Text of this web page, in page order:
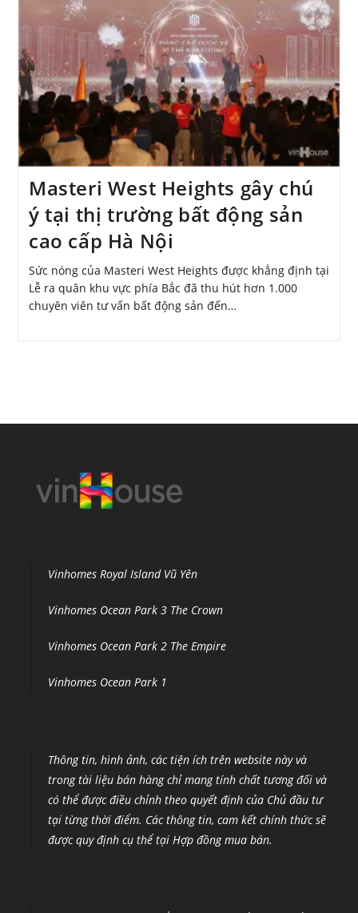
Masteri West Heights gây chú
ý tại thị trường bất động sản
cao cấp Hà Nội
Sức nóng của Masteri West Heights được khẳng định tại
Lễ ra quân khu vực phía Bắc đã thu hút hơn 1.000
chuyên viên tư vấn bất động sản đến…
Vinhomes Royal Island Vũ Yên
Vinhomes Ocean Park 3 The Crown
Vinhomes Ocean Park 2 The Empire
Vinhomes Ocean Park 1
Thông tin, hình ảnh, các tiện ích trên website này và
trong tài liệu bán hàng chỉ mang tính chất tương đối và
có thể được điều chỉnh theo quyết định của Chủ đầu tư
tại từng thời điểm. Các thông tin, cam kết chính thức sẽ
được quy định cụ thể tại Hợp đồng mua bán.